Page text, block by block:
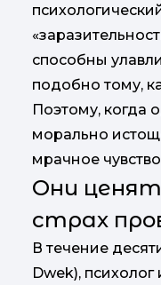
способны
подобно тому,
Поэтому, когда
морально
мрачное
Они ценят
страх
В течение
Dwek),